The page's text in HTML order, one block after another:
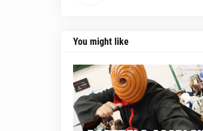
You might like